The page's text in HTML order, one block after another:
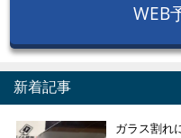
WEB
新着記事
ガラス割れ